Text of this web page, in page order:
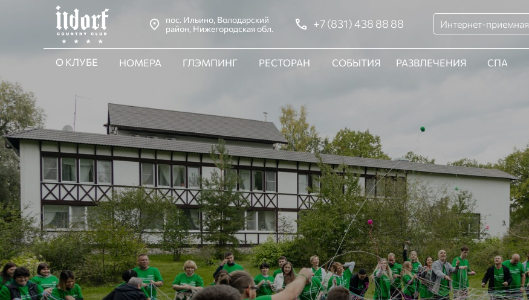
О КЛУБЕ НОМЕРА СОБЫТИЯ СПА
ГЛЭМПИНГ РАЗВЛЕЧЕНИЯ
РЕСТОРАН
+7 (831) 438 88 88
пос. Ильино, Володарский
район, Нижегородская обл.
Интернет-приемная